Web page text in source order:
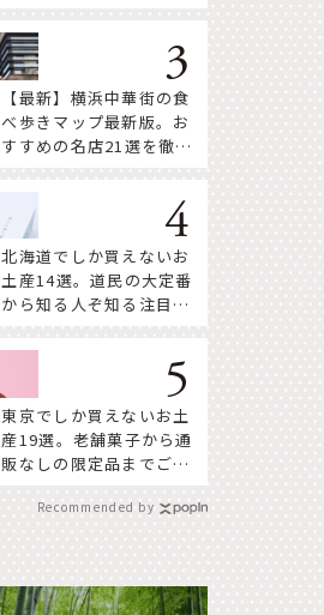
【最新】横浜中華街の食
べ歩きマップ最新版。お
すすめの名店21選を徹底
北海道でしか買えないお
土産14選。道民の大定番
から知る人ぞ知る注目株
東京でしか買えないお土
産19選。老舗菓子から通
販なしの限定品までご紹
Recommended by